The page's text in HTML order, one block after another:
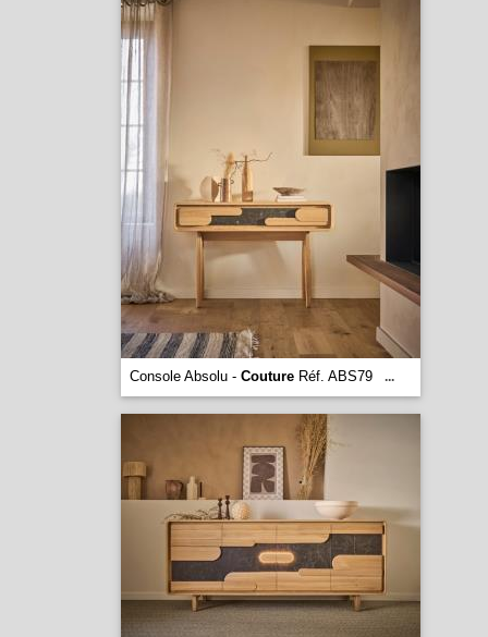
Console Absolu - CoutureRéf. ABS79 ...